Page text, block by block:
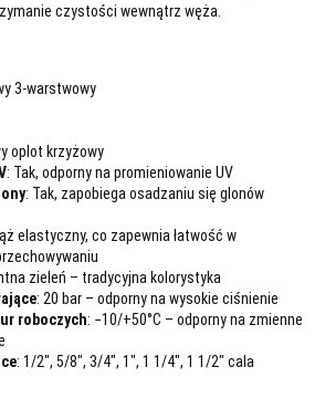
czystości wewnątrz węża.
3-warstwowy
oplot krzyżowy
: Tak, odporny na promieniowanie UV
: Tak, zapobiega osadzaniu się glonów
elastyczny, co zapewnia łatwość w
zieleń – tradycyjna kolorystyka
: 20 bar – odporny na wysokie ciśnienie
roboczych: −10/+50°C – odporny na zmienne
: 1/2", 5/8", 3/4", 1", 1 1/4", 1 1/2" cala